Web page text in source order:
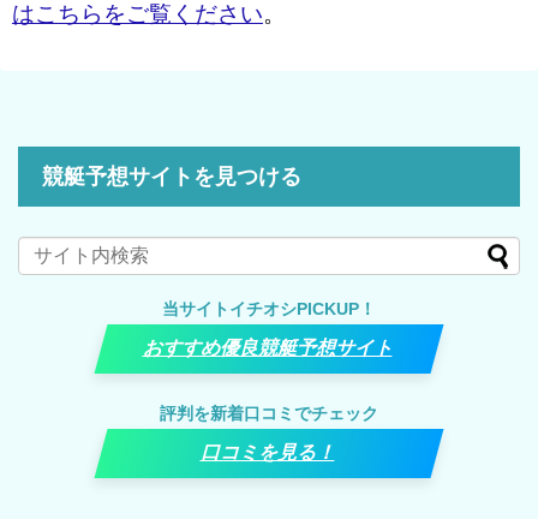
はこちらをご覧ください。
競艇予想サイトを見つける
当サイトイチオシPICKUP！
おすすめ優良競艇予想サイト
評判を新着口コミでチェック
口コミを見る！